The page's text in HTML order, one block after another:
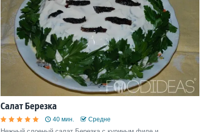
Салат Березка
40 мин. Средне